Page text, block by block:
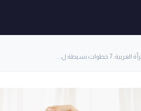
خطوات بسيطة ل...